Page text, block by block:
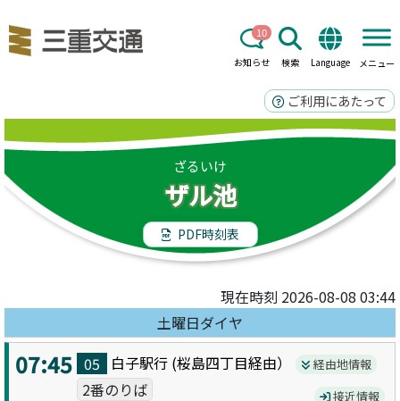
お知らせ
10
検索 Language メニュー
ご利用にあたって
ざるいけ
ザル池
PDF時刻表
現在時刻 2026-08-08 03:44
土曜日ダイヤ
07:45 05 白子駅行 (桜島四丁目経由） 経由地情報
2番のりば 接近情報